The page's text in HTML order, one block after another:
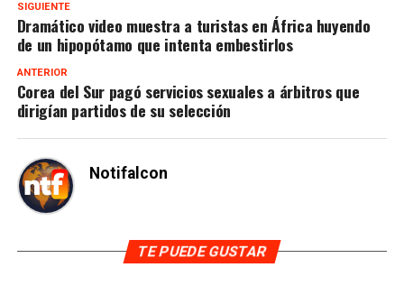
SIGUIENTE
Dramático video muestra a turistas en África huyendo
de un hipopótamo que intenta embestirlos
ANTERIOR
Corea del Sur pagó servicios sexuales a árbitros que
dirigían partidos de su selección
Notifalcon
TE PUEDE GUSTAR